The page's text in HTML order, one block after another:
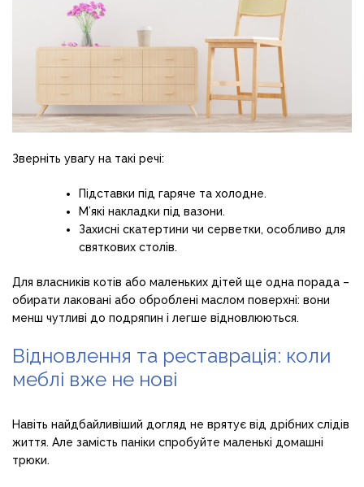
Зверніть увагу на такі речі:
Підставки під гаряче та холодне.
М’які накладки під вазони.
Захисні скатертини чи серветки, особливо для
святкових столів.
Для власників котів або маленьких дітей ще одна порада –
обирати лаковані або оброблені маслом поверхні: вони
менш чутливі до подряпин і легше відновлюються.
Відновлення та реставрація: коли
меблі вже не нові
Навіть найдбайливіший догляд не врятує від дрібних слідів
життя. Але замість паніки спробуйте маленькі домашні
трюки.